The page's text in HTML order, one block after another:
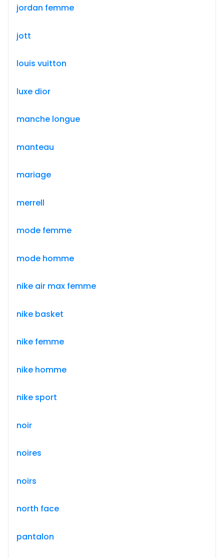
jordan femme
jott
louis vuitton
luxe dior
manche longue
manteau
mariage
merrell
mode femme
mode homme
nike air max femme
nike basket
nike femme
nike homme
nike sport
noir
noires
noirs
north face
pantalon